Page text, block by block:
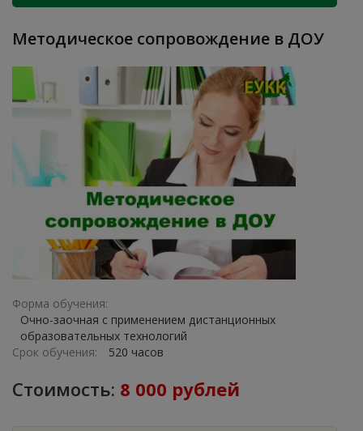
Методическое сопровождение в ДОУ
Форма обучения:
Очно-заочная с применением дистанционных
образовательных технологий
Срок обучения:
520 часов
Стоимость: 8 000 рублей